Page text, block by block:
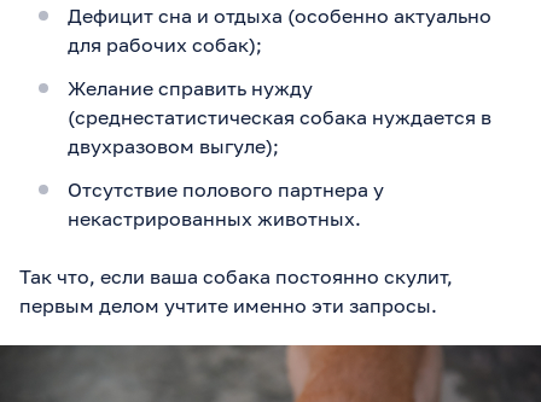
Дефицит сна и отдыха (особенно актуально
для рабочих собак);
Желание справить нужду
(среднестатистическая собака нуждается в
двухразовом выгуле);
Отсутствие полового партнера у
некастрированных животных.
Так что, если ваша собака постоянно скулит,
первым делом учтите именно эти запросы.